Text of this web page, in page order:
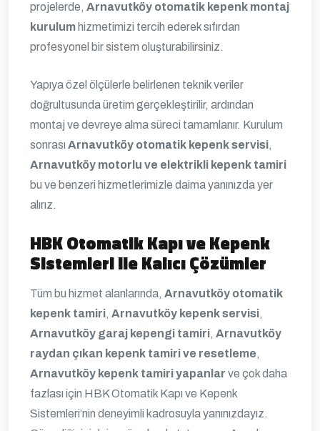
projelerde, Arnavutköy otomatik kepenk montaj
kurulum hizmetimizi tercih ederek sıfırdan
profesyonel bir sistem oluşturabilirsiniz.
Yapıya özel ölçülerle belirlenen teknik veriler
doğrultusunda üretim gerçekleştirilir, ardından
montaj ve devreye alma süreci tamamlanır. Kurulum
sonrası Arnavutköy otomatik kepenk servisi,
Arnavutköy motorlu ve elektrikli kepenk tamiri
bu ve benzeri hizmetlerimizle daima yanınızda yer
alırız.
HBK Otomatik Kapı ve Kepenk
Sistemleri ile Kalıcı Çözümler
Tüm bu hizmet alanlarında, Arnavutköy otomatik
kepenk tamiri, Arnavutköy kepenk servisi,
Arnavutköy garaj kepengi tamiri, Arnavutköy
raydan çıkan kepenk tamiri ve resetleme,
Arnavutköy kepenk tamiri yapanlar ve çok daha
fazlası için HBK Otomatik Kapı ve Kepenk
Sistemleri’nin deneyimli kadrosuyla yanınızdayız.